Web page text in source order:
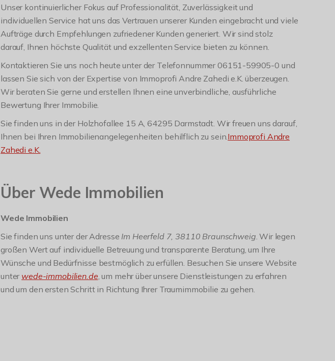
Unser kontinuierlicher Fokus auf Professionalität, Zuverlässigkeit und
individuellen Service hat uns das Vertrauen unserer Kunden eingebracht und viele
Aufträge durch Empfehlungen zufriedener Kunden generiert. Wir sind stolz
darauf, Ihnen höchste Qualität und exzellenten Service bieten zu können.
Kontaktieren Sie uns noch heute unter der Telefonnummer 06151-59905-0 und
lassen Sie sich von der Expertise von Immoprofi Andre Zahedi e.K. überzeugen.
Wir beraten Sie gerne und erstellen Ihnen eine unverbindliche, ausführliche
Bewertung Ihrer Immobilie.
Sie finden uns in der Holzhofallee 15 A, 64295 Darmstadt. Wir freuen uns darauf,
Ihnen bei Ihren Immobilienangelegenheiten behilflich zu sein.Immoprofi Andre
Zahedi e.K.
Über Wede Immobilien
Wede Immobilien
Sie finden uns unter der Adresse Im Heerfeld 7, 38110 Braunschweig. Wir legen
großen Wert auf individuelle Betreuung und transparente Beratung, um Ihre
Wünsche und Bedürfnisse bestmöglich zu erfüllen. Besuchen Sie unsere Website
unter wede-immobilien.de, um mehr über unsere Dienstleistungen zu erfahren
und um den ersten Schritt in Richtung Ihrer Traumimmobilie zu gehen.